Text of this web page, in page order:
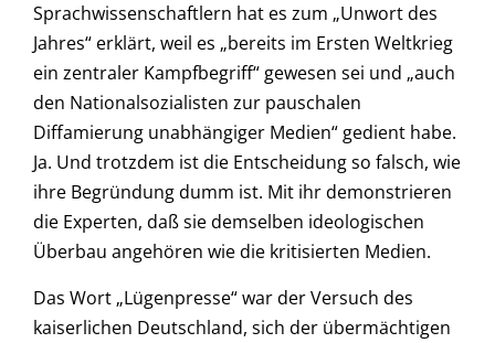
Sprachwissenschaftlern hat es zum „Unwort des
Jahres“ erklärt, weil es „bereits im Ersten Weltkrieg
ein zentraler Kampfbegriff“ gewesen sei und „auch
den Nationalsozialisten zur pauschalen
Diffamierung unabhängiger Medien“ gedient habe.
Ja. Und trotzdem ist die Entscheidung so falsch, wie
ihre Begründung dumm ist. Mit ihr demonstrieren
die Experten, daß sie demselben ideologischen
Überbau angehören wie die kritisierten Medien.
Das Wort „Lügenpresse“ war der Versuch des
kaiserlichen Deutschland, sich der übermächtigen